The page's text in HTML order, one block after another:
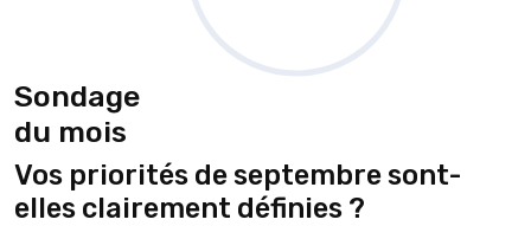
Sondage
du mois
Vos priorités de septembre sont-
elles clairement définies ?